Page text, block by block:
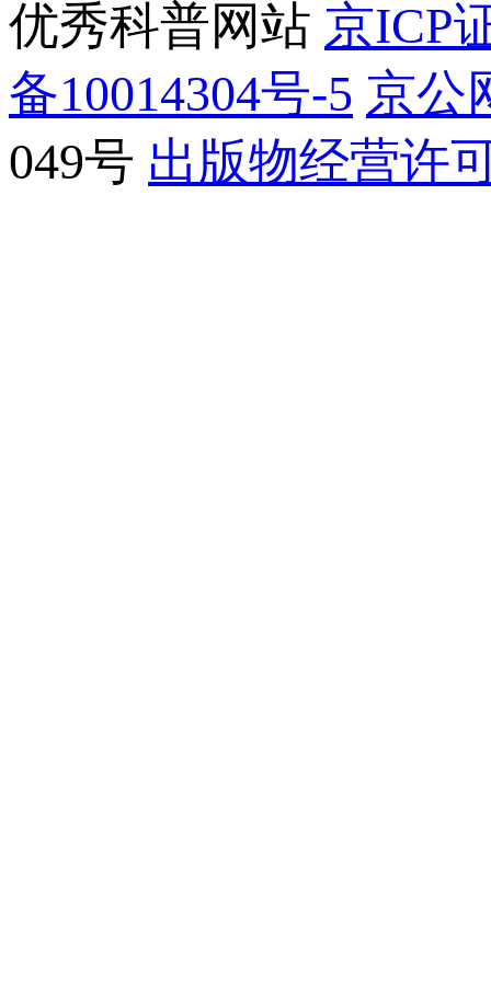
优秀科普网站 京ICP
备10014304号-5 京公
049号 出版物经营许